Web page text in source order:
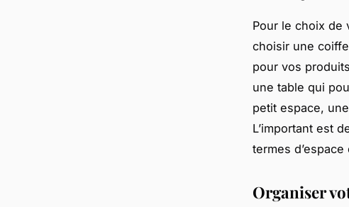
Pour le choix de
choisir une
pour vos
une table qui
petit espace,
L’important est
termes
Organiser